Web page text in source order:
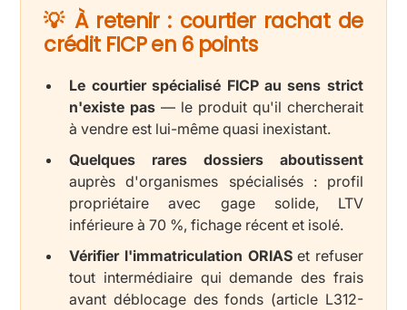
💡 À retenir : courtier rachat de
crédit FICP en 6 points
Le courtier spécialisé FICP au sens strict
n'existe pas — le produit qu'il chercherait
à vendre est lui-même quasi inexistant.
Quelques rares dossiers aboutissent
auprès d'organismes spécialisés : profil
propriétaire avec gage solide, LTV
inférieure à 70 %, fichage récent et isolé.
Vérifier l'immatriculation ORIASet refuser
tout intermédiaire qui demande des frais
avant déblocage des fonds (article L312-